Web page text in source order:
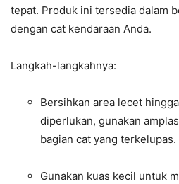
tepat. Produk ini tersedia dalam
dengan cat kendaraan Anda.
Langkah-langkahnya:
Bersihkan area lecet
diperlukan, gunakan
bagian cat yang terkelupas.
Gunakan kuas kecil untuk